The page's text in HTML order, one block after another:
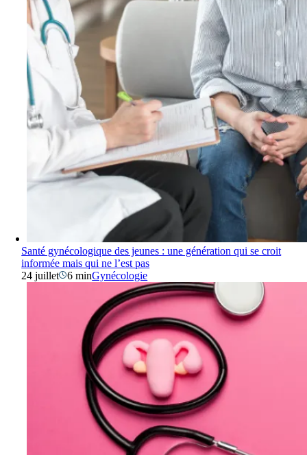
Santé gynécologique des jeunes : une génération qui se croit
informée mais qui ne l’est pas
24 juillet
6 minGynécologie